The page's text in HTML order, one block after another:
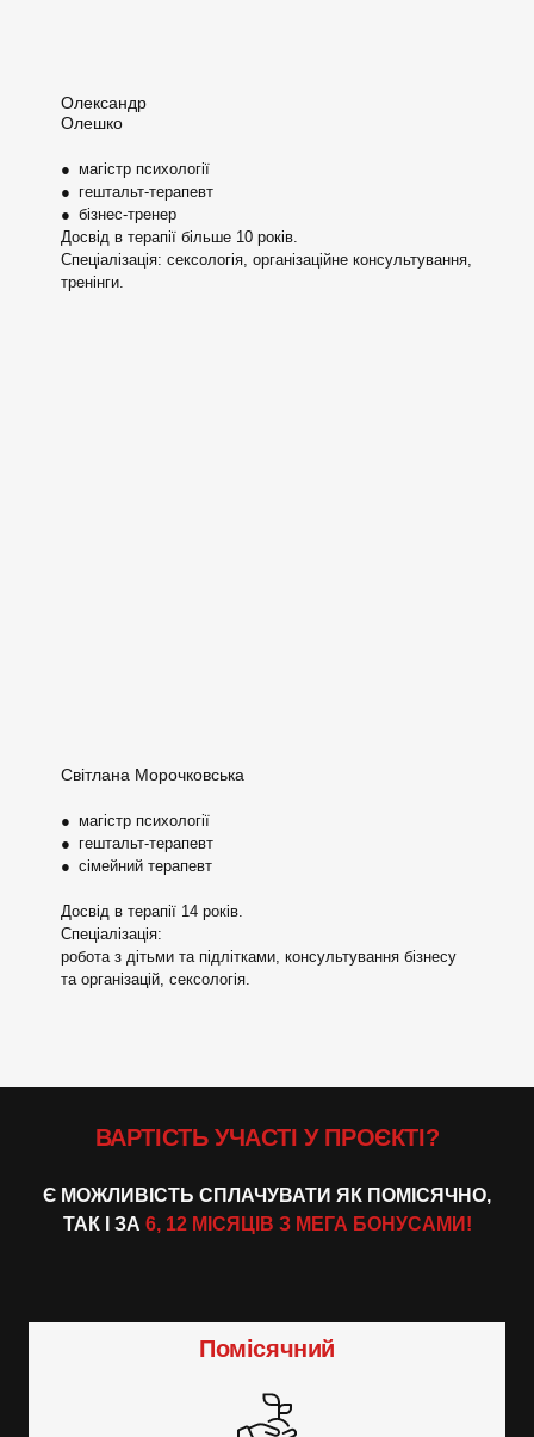
Олександр
Олешко
● магістр психології
● гештальт-терапевт
● бізнес-тренер
Досвід в терапії більше 10 років.
Спеціалізація: сексологія, організаційне консультування,
тренінги.
Світлана Морочковська
● магістр психології
● гештальт-терапевт
● сімейний терапевт
Досвід в терапії 14 років.
Спеціалізація:
робота з дітьми та підлітками, консультування бізнесу
та організацій, сексологія.
ВАРТІСТЬ УЧАСТІ У ПРОЄКТІ?
Є МОЖЛИВІСТЬ СПЛАЧУВАТИ ЯК ПОМІСЯЧНО,
ТАК І ЗА 6, 12 МІСЯЦІВ З МЕГА БОНУСАМИ!
Помісячний